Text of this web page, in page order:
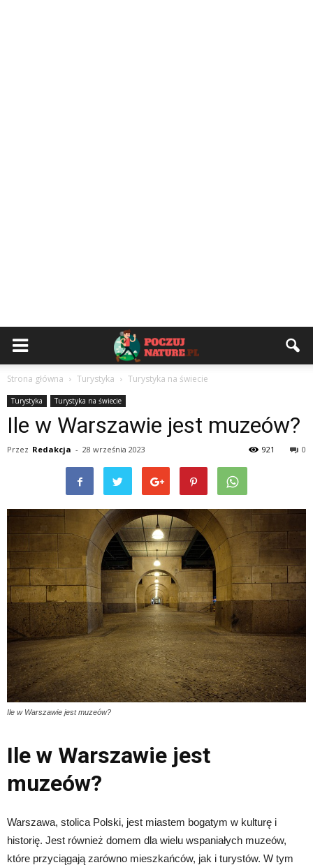
Strona główna Turystyka Turystyka na świecie
Turystyka Turystyka na świecie
Ile w Warszawie jest muzeów?
Przez Redakcja - 28 września 2023 0
921
Ile w Warszawie jest muzeów?
Ile w Warszawie jest
muzeów?
Warszawa, stolica Polski, jest miastem bogatym w kulturę i
historię. Jest również domem dla wielu wspaniałych muzeów,
które przyciągają zarówno mieszkańców, jak i turystów. W tym